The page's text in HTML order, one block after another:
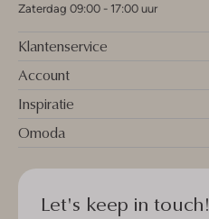
Zaterdag 09:00 - 17:00 uur
Klantenservice
Account
Inspiratie
Omoda
Let's keep in touch!